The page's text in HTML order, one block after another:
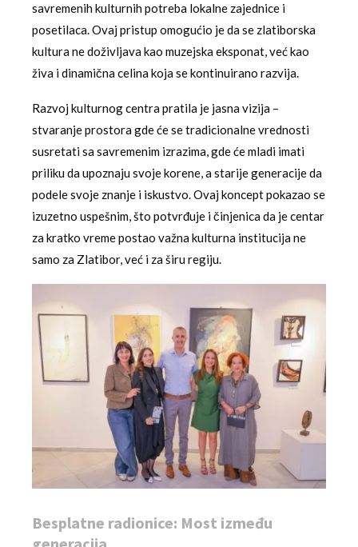
savremenih kulturnih potreba lokalne zajednice i
posetilaca. Ovaj pristup omogućio je da se zlatiborska
kultura ne doživljava kao muzejska eksponat, već kao
živa i dinamična celina koja se kontinuirano razvija.
Razvoj kulturnog centra pratila je jasna vizija –
stvaranje prostora gde će se tradicionalne vrednosti
susretati sa savremenim izrazima, gde će mladi imati
priliku da upoznaju svoje korene, a starije generacije da
podele svoje znanje i iskustvo. Ovaj koncept pokazao se
izuzetno uspešnim, što potvrđuje i činjenica da je centar
za kratko vreme postao važna kulturna institucija ne
samo za Zlatibor, već i za širu regiju.
Besplatne radionice: Most između